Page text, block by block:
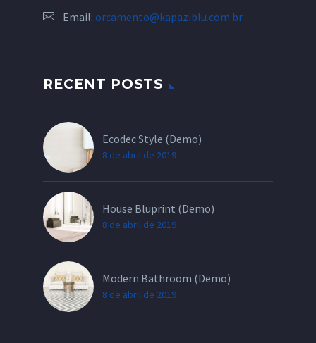
Email: orcamento@kapaziblu.com.br
RECENT POSTS
Ecodec Style (Demo)
8 de abril de 2019
House Bluprint (Demo)
8 de abril de 2019
Modern Bathroom (Demo)
8 de abril de 2019